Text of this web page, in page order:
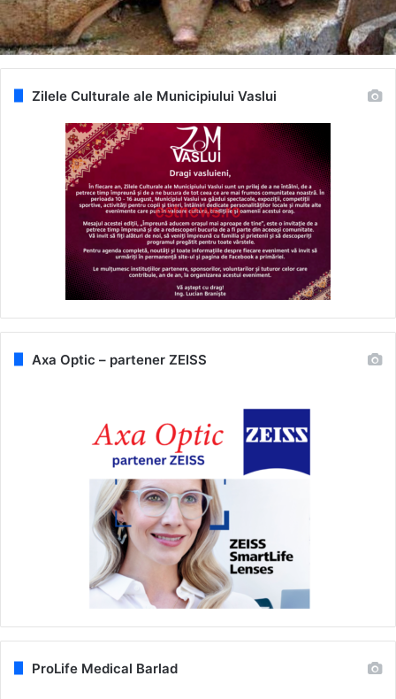
Zilele Culturale ale Municipiului Vaslui
Axa Optic – partener ZEISS
ProLife Medical Barlad